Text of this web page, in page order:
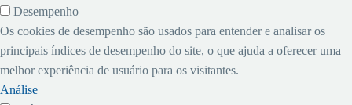
Desempenho
Os cookies de desempenho são usados ​​para entender e analisar os
principais índices de desempenho do site, o que ajuda a oferecer uma
melhor experiência de usuário para os visitantes.
Análise